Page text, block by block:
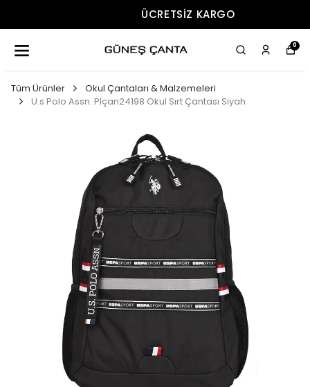
ÜCRETSIZ KARGO
0
Tüm Ürünler
Okul Çantaları & Malzemeleri
U.s Polo Assn. Plçan24198 Okul Sırt Çantası Siyah